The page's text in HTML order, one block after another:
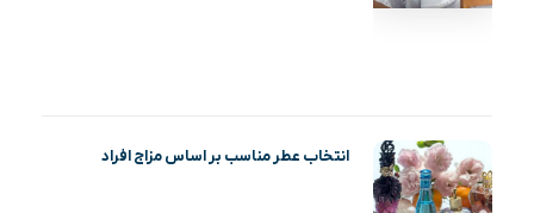
انتخاب عطر مناسب بر اساس مزاج افراد